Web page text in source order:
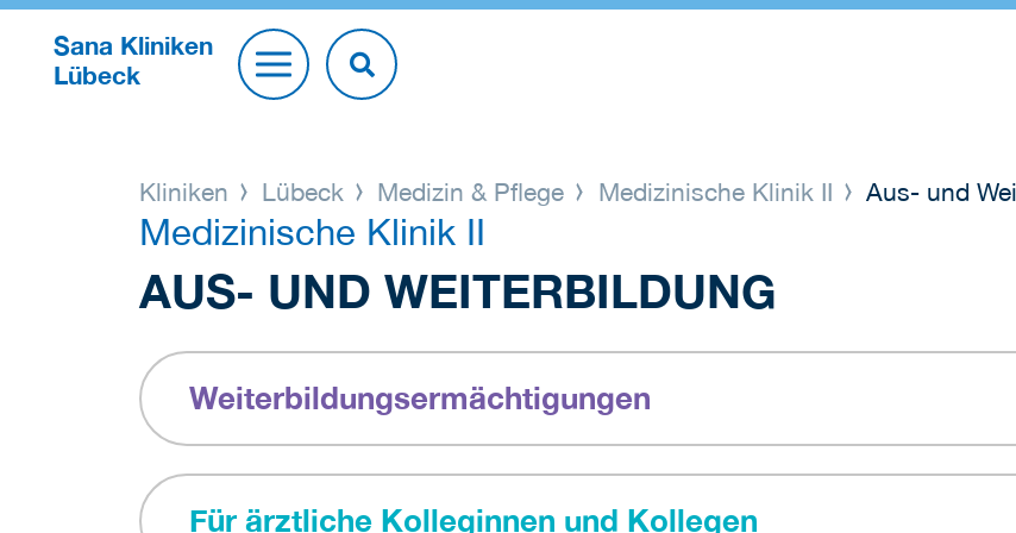
Sana Kliniken
Lübeck
Kliniken Lübeck Medizin & Pflege Medizinische Klinik II Aus- und
Medizinische Klinik II
AUS- UND WEITERBILDUNG
Weiterbildungsermächtigungen
Für ärztliche Kolleginnen und Kollegen